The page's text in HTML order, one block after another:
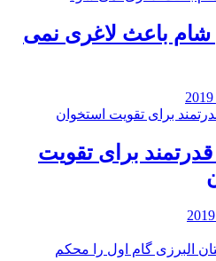
شام باعث لاغری نمی
قدرتمند برای تقویت